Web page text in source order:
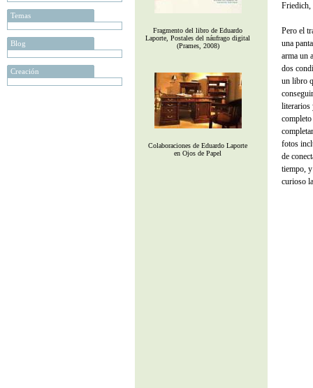
Temas
Blog
Creación
Fragmento del libro de Eduardo
Laporte, Postales del náufrago digital
(Prames, 2008)
Colaboraciones de Eduardo Laporte
en Ojos de Papel
Friedich,
Pero el
una
arma un
dos
un libro
literarios
completo
fotos
de
tiempo,
curioso